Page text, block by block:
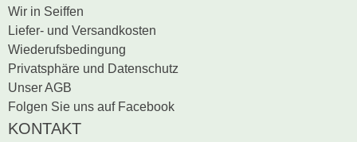
Wir in Seiffen
Liefer- und Versandkosten
Wiederufsbedingung
Privatsphäre und Datenschutz
Unser AGB
Folgen Sie uns auf Facebook
KONTAKT